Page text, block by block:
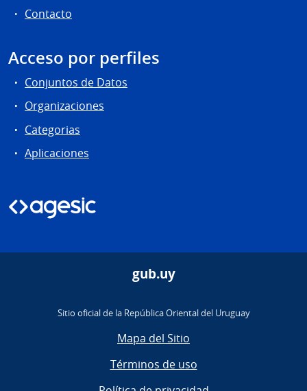
Contacto
Acceso por perfiles
Conjuntos de Datos
Organizaciones
Categorias
Aplicaciones
gub.uy
Sitio oficial de la República Oriental del Uruguay
Mapa del Sitio
Términos de uso